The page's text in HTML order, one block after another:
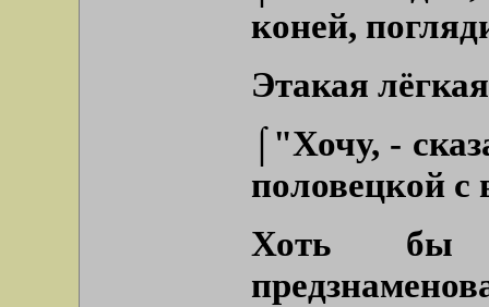
коней,
Этакая
⌠"Хочу, -
половецкой
Хоть бы